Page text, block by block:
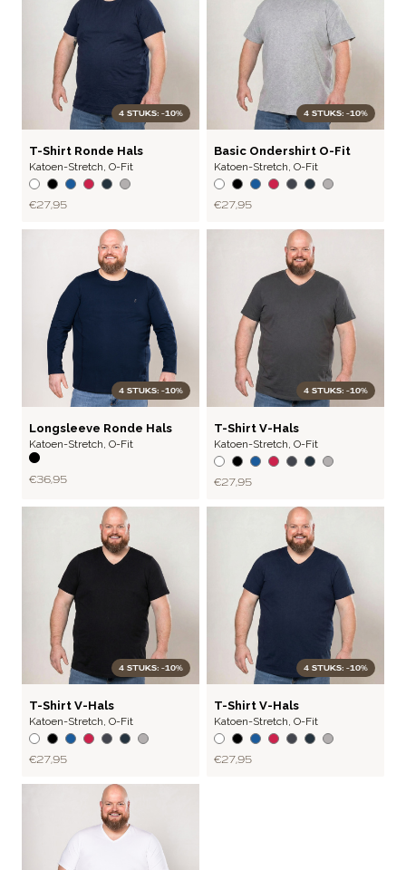
4 STUKS: -10%
BASIC
T-Shirt Ronde Hals
Katoen-Stretch O-Fit
€ 27,95
4 STUKS: -10%
BASIC
Basic Ondershirt O-Fit
Katoen-Stretch O-Fit
€ 27,95
4 STUKS: -10%
Longsleeve Ronde Hals
Katoen-Stretch O-Fit
Zwart
€ 36,95
4 STUKS: -10%
BASIC
T-Shirt V-Hals
Katoen-Stretch O-Fit
€ 27,95
4 STUKS: -10%
BASIC
T-Shirt V-Hals
Katoen-Stretch O-Fit
€ 27,95
4 STUKS: -10%
BASIC
T-Shirt V-Hals
Katoen-Stretch O-Fit
€ 27,95